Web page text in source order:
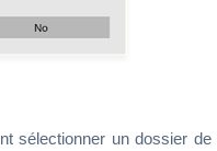
sélectionner un dossier de